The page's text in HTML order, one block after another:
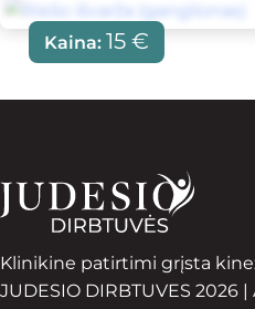
Kaina: 15 €
Klinikine patirtimi grįsta
JUDESIO DIRBTUVES